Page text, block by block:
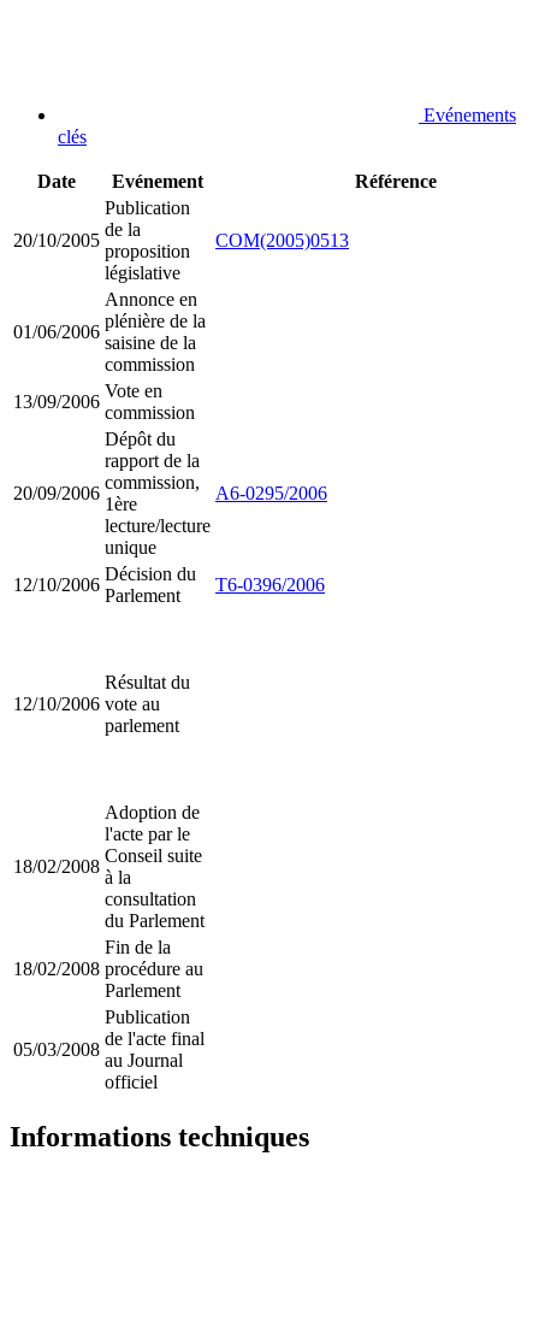
Evénements
clés
Date Evénement Référence
20/10/2005
Publication
de la
proposition
législative
COM(2005)0513
01/06/2006
Annonce en
plénière de la
saisine de la
commission
13/09/2006
Vote en
commission
20/09/2006
Dépôt du
rapport de la
commission,
1ère
lecture/lecture
unique
A6-0295/2006
12/10/2006
Décision du
Parlement
T6-0396/2006
12/10/2006
Résultat du
vote au
parlement
18/02/2008
Adoption de
l'acte par le
Conseil suite
à la
consultation
du Parlement
18/02/2008
Fin de la
procédure au
Parlement
05/03/2008
Publication
de l'acte final
au Journal
officiel
Informations techniques